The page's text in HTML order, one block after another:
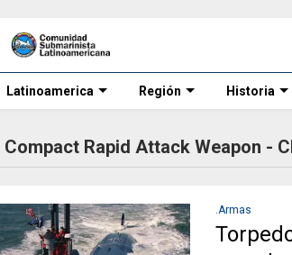
Latinoamerica Región Historia
Compact Rapid Attack Weapon -
.Armas